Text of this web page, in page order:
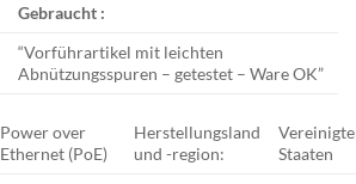
Gebraucht :
“Vorführartikel mit leichten
Abnützungsspuren – getestet – Ware OK”
Power over
Ethernet (PoE)
Herstellungsland
und -region:
Vereinigte
Staaten